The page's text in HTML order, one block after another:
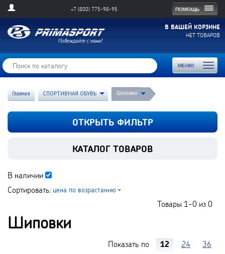
ПОМОЩЬ
+7 (800) 775-98-95
В ВАШЕЙ КОРЗИНЕ
НЕТ ТОВАРОВ
МЕНЮ
Toggle
Главная СПОРТИВНАЯ ОБУВЬ Шиповки
ОТКРЫТЬ ФИЛЬТР
КАТАЛОГ ТОВАРОВ
В наличии
Сортировать: цена по возрастанию
Товары 1-0 из 0
Шиповки
Показать по 12 24 36